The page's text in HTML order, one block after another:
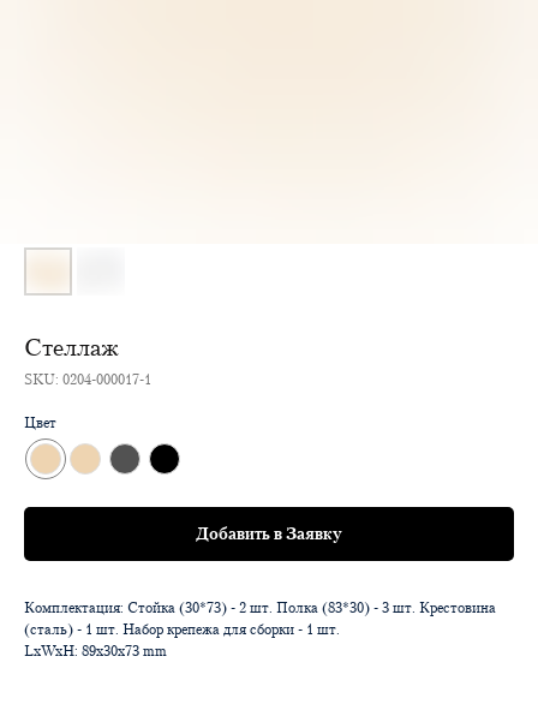
Стеллаж
SKU: 0204-000017-1
Цвет
Добавить в Заявку
Комплектация: Стойка (30*73) - 2 шт. Полка (83*30) - 3 шт. Крестовина
(сталь) - 1 шт. Набор крепежа для сборки - 1 шт.
LxWxH: 89x30x73 mm